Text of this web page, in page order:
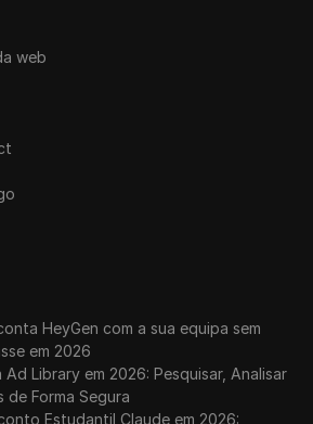
web
HeyGen com a sua equipa sem
em 2026
Library em 2026: Pesquisar, Analisar
de Forma Segura
Estudantil Claude em 2026: